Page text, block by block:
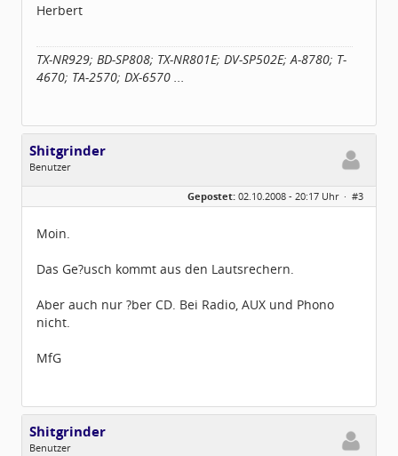
Herbert
TX-NR929; BD-SP808; TX-NR801E; DV-SP502E; A-8780; T-
4670; TA-2570; DX-6570 ...
Shitgrinder
Benutzer
Geschlecht:
keine Angabe
Dabei seit:
09 / 2008
Gepostet: 02.10.2008 - 20:17 Uhr · #3
Moin.
Das Ge?usch kommt aus den Lautsrechern.
Aber auch nur ?ber CD. Bei Radio, AUX und Phono
nicht.
MfG
Shitgrinder
Benutzer